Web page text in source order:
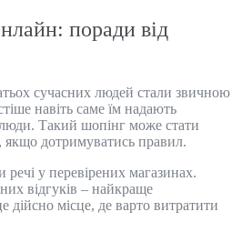
поради від
сучасних людей стали звичною
навіть саме їм надають
люди. Такий шопінг може стати
якщо дотримуватись правил.
речі у перевірених магазинах.
відгуків – найкраще
дійсно місце, де варто витратити